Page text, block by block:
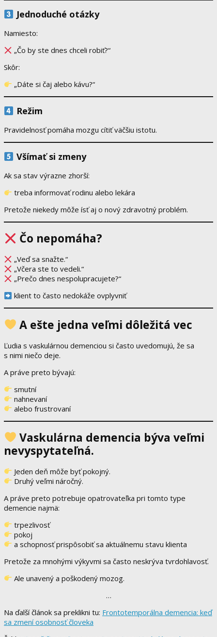
Jednoduché otázky
Namiesto:
„Čo by ste dnes chceli robiť?“
Skôr:
„Dáte si čaj alebo kávu?“
Režim
Pravidelnosť pomáha mozgu cítiť väčšiu istotu.
Všímať si zmeny
Ak sa stav výrazne zhorší:
treba informovať rodinu alebo lekára
Pretože niekedy môže ísť aj o nový zdravotný problém.
Čo nepomáha?
„Veď sa snažte.“
„Včera ste to vedeli.“
„Prečo dnes nespolupracujete?“
klient to často nedokáže ovplyvniť
A ešte jedna veľmi dôležitá vec
Ľudia s vaskulárnou demenciou si často uvedomujú, že sa
s nimi niečo deje.
A práve preto bývajú:
smutní
nahnevaní
alebo frustrovaní
Vaskulárna demencia býva veľmi
nevyspytateľná.
Jeden deň môže byť pokojný.
Druhý veľmi náročný.
A práve preto potrebuje opatrovateľka pri tomto type
demencie najmä:
trpezlivosť
pokoj
a schopnosť prispôsobiť sa aktuálnemu stavu klienta
Pretože za mnohými výkyvmi sa často neskrýva tvrdohlavosť.
Ale unavený a poškodený mozog.
…
Na ďalší článok sa preklikni tu: Frontotemporálna demencia: keď
sa zmení osobnosť človeka